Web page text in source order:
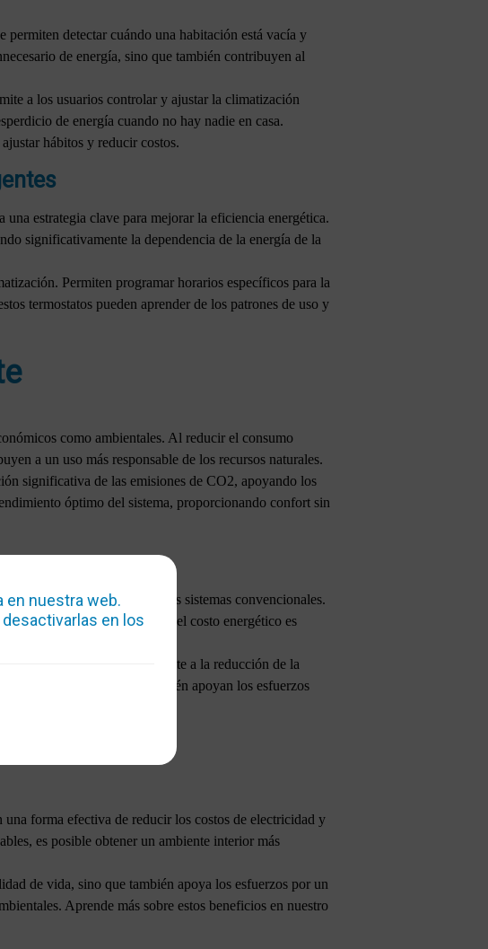
detectar cuándo una habitación está vacía y
de energía, sino que también contribuyen al
a los usuarios controlar y ajustar la climatización
de energía cuando no hay nadie en casa.
hábitos y reducir costos.
estrategia clave para mejorar la eficiencia energética.
significativamente la dependencia de la energía de la
Permiten programar horarios específicos para la
termostatos pueden aprender de los patrones de uso y
como ambientales. Al reducir el consumo
a un uso más responsable de los recursos naturales.
significativa de las emisiones de CO2, apoyando los
óptimo del sistema, proporcionando confort sin
40% en comparación con los sistemas convencionales.
relevante en regiones donde el costo energético es
contribuyen significativamente a la reducción de la
en el hogar, sino que también apoyan los esfuerzos
forma efectiva de reducir los costos de electricidad y
es posible obtener un ambiente interior más
de vida, sino que también apoya los esfuerzos por un
Aprende más sobre estos beneficios en nuestro
en nuestra web.
en los